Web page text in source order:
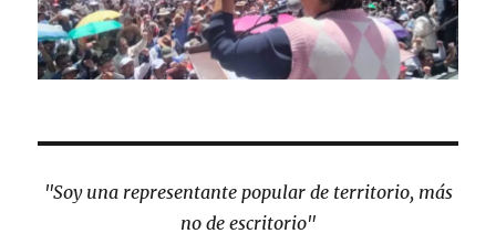
"Soy una representante popular de territorio, más
no de escritorio"